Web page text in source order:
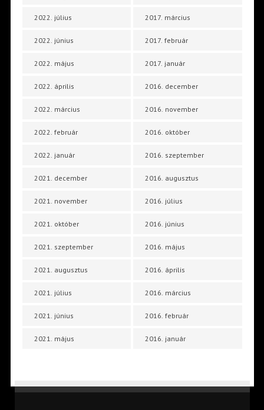
2022. július
2022. június
2022. május
2022. április
2022. március
2022. február
2022. január
2021. december
2021. november
2021. október
2021. szeptember
2021. augusztus
2021. július
2021. június
2021. május
2017. március
2017. február
2017. január
2016. december
2016. november
2016. október
2016. szeptember
2016. augusztus
2016. július
2016. június
2016. május
2016. április
2016. március
2016. február
2016. január